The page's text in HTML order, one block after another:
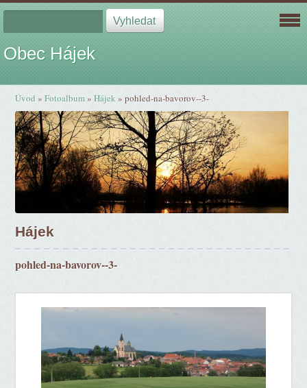
Obec Hájek
Úvod »Fotoalbum»Hájek »pohled-na-bavorov--3-
Hájek
pohled-na-bavorov--3-